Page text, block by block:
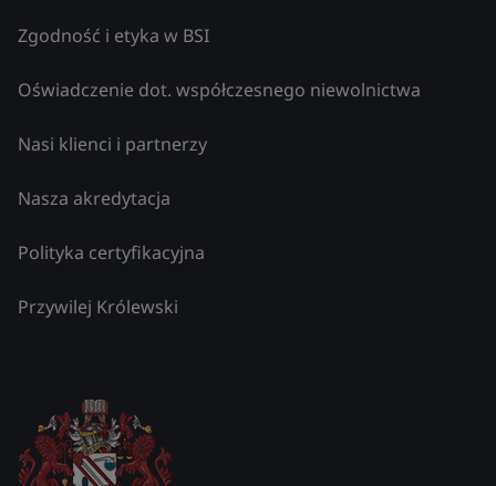
Zgodność i etyka w BSI
Oświadczenie dot. współczesnego niewolnictwa
Nasi klienci i partnerzy
Nasza akredytacja
Polityka certyfikacyjna
Przywilej Królewski